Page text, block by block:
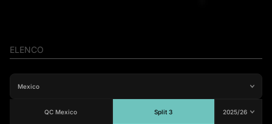
ELENCO
QC Mexico Split 3